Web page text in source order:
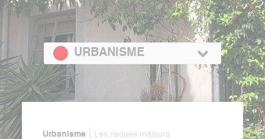
URBANISME
Urbanisme Les risques majeurs